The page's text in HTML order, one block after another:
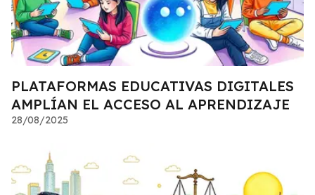
PLATAFORMAS EDUCATIVAS DIGITALES
AMPLÍAN EL ACCESO AL APRENDIZAJE
28/08/2025